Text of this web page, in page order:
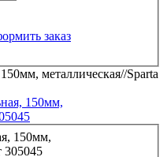
заказ
150мм,